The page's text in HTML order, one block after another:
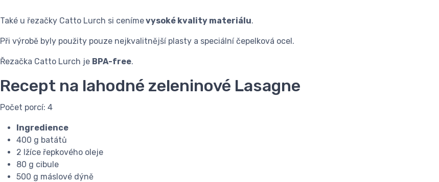
Také u řezačky Catto Lurch si cenímevysoké kvality materiálu.
Při výrobě byly použity pouze nejkvalitnější plasty a speciální čepelková ocel.
Řezačka Catto Lurch je BPA-free.
Recept na lahodné zeleninové Lasagne
Počet porcí: 4
Ingredience
400 g batátů
2 lžíce řepkového oleje
80 g cibule
500 g máslové dýně